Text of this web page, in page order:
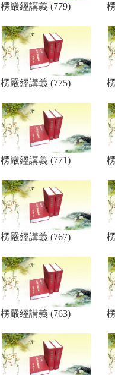
楞嚴經講義 (779)
楞嚴經講義 (775)
楞嚴經講義 (771)
楞嚴經講義 (767)
楞嚴經講義 (763)